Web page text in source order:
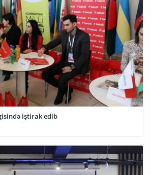
iştirak edib